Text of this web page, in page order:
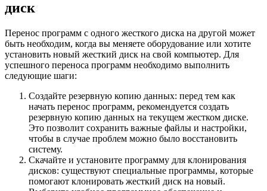
диск
Перенос программ с одного жесткого диска на другой может
быть необходим, когда вы меняете оборудование или хотите
установить новый жесткий диск на свой компьютер. Для
успешного переноса программ необходимо выполнить
следующие шаги:
Создайте резервную копию данных: перед тем как
начать перенос программ, рекомендуется создать
резервную копию данных на текущем жестком диске.
Это позволит сохранить важные файлы и настройки,
чтобы в случае проблем можно было восстановить
систему.
Скачайте и установите программу для клонирования
дисков: существуют специальные программы, которые
помогают клонировать жесткий диск на новый.